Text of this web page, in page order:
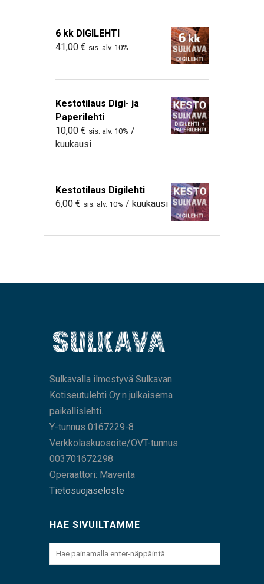
6 kk DIGILEHTI
41,00 € sis. alv. 10%
Kestotilaus Digi- ja
Paperilehti
10,00 € sis. alv. 10% /
kuukausi
Kestotilaus Digilehti
6,00 € sis. alv. 10% / kuukausi
Sulkavalla ilmestyvä Sulkavan
Kotiseutulehti Oy:n julkaisema
paikallislehti.
Y-tunnus 0167229-8
Verkkolaskuosoite/OVT-tunnus:
003701672298
Operaattori: Maventa
Tietosuojaseloste
HAE SIVUILTAMME